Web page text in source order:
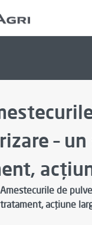
–
Amestecurile de
tratament, acțiune